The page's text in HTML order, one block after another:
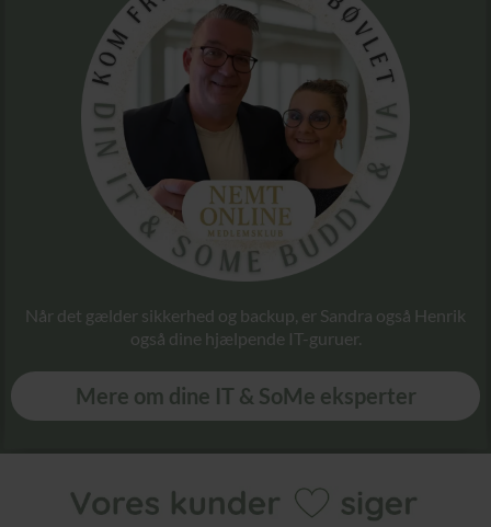
Når det gælder sikkerhed og backup, er Sandra også Henrik
også dine hjælpende IT-guruer.
Mere om dine IT & SoMe eksperter